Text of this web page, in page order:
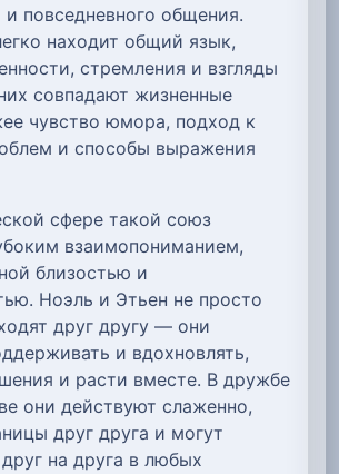
и повседневного общения.
находит общий язык,
стремления и взгляды
совпадают жизненные
чувство юмора, подход к
и способы выражения
сфере такой союз
взаимопониманием,
близостью и
Ноэль и Этьен не просто
друг другу — они
и вдохновлять,
и расти вместе. В дружбе
они действуют слаженно,
друг друга и могут
на друга в любых